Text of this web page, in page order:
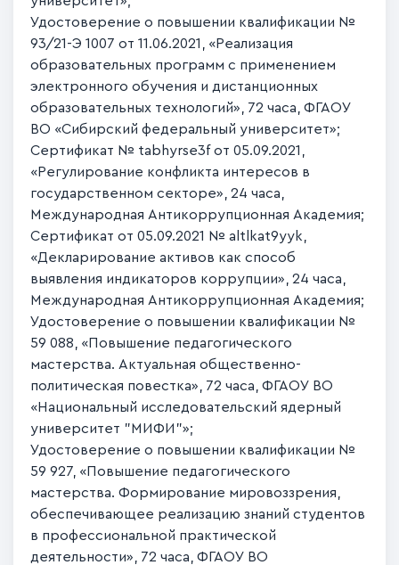
Удостоверение о повышении квалификации №
93/21-Э 1007 от 11.06.2021, «Реализация
образовательных программ с применением
электронного обучения и дистанционных
образовательных технологий», 72 часа, ФГАОУ
ВО «Сибирский федеральный университет»;
Сертификат № tabhyrse3f от 05.09.2021,
«Регулирование конфликта интересов в
государственном секторе», 24 часа,
Международная Антикоррупционная Академия;
Сертификат от 05.09.2021 № altlkat9yyk,
«Декларирование активов как способ
выявления индикаторов коррупции», 24 часа,
Международная Антикоррупционная Академия;
Удостоверение о повышении квалификации №
59 088, «Повышение педагогического
мастерства. Актуальная общественно-
политическая повестка», 72 часа, ФГАОУ ВО
«Национальный исследовательский ядерный
университет "МИФИ"»;
Удостоверение о повышении квалификации №
59 927, «Повышение педагогического
мастерства. Формирование мировоззрения,
обеспечивающее реализацию знаний студентов
в профессиональной практической
деятельности», 72 часа, ФГАОУ ВО